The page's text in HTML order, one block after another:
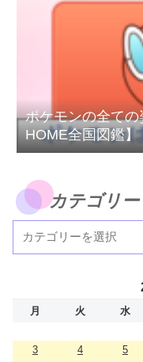
ポケモンの全て
HOME全国図鑑】
カテゴリー
月 火 水
3
4 5